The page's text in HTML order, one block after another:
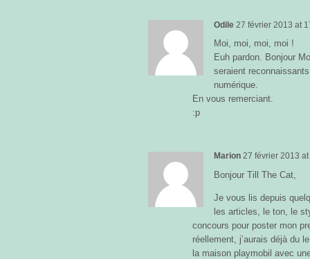
Odile 27 février 2013 at
Moi, moi, moi, moi !
Euh pardon. Bonjour
seraient
numérique.
En vous remerciant.
:p
Marion 27 février 2013
Bonjour Till The Cat,
Je vous lis depuis
les articles, le ton, le
concours pour poster mon
réellement, j’aurais déjà du
la maison playmobil avec